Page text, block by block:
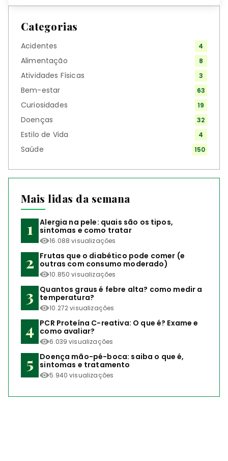
Categorias
Acidentes 4
Alimentação 8
Atividades Físicas 3
Bem-estar 63
Curiosidades 19
Doenças 32
Estilo de Vida 4
Saúde 150
Mais lidas da semana
Alergia na pele: quais são os tipos,
sintomas e como tratar
16.088 visualizações
Frutas que o diabético pode comer (e
outras com consumo moderado)
10.850 visualizações
Quantos graus é febre alta? como medir a
temperatura?
10.272 visualizações
PCR Proteína C-reativa: O que é? Exame e
como avaliar?
6.039 visualizações
Doença mão-pé-boca: saiba o que é,
sintomas e tratamento
5.940 visualizações